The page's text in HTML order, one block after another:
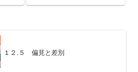
１２.５ 偏見と差別